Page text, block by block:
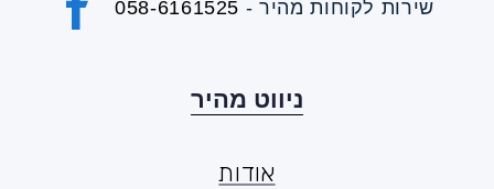
058-6161525 - שירות לקוחות מהיר
ניווט מהיר
אודות